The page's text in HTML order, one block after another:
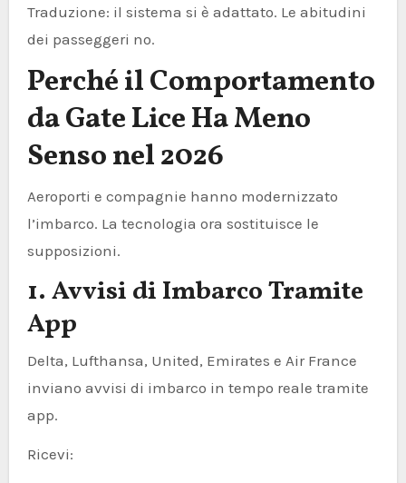
Traduzione: il sistema si è adattato. Le abitudini
dei passeggeri no.
Perché il Comportamento
da Gate Lice Ha Meno
Senso nel 2026
Aeroporti e compagnie hanno modernizzato
l’imbarco. La tecnologia ora sostituisce le
supposizioni.
1. Avvisi di Imbarco Tramite
App
Delta, Lufthansa, United, Emirates e Air France
inviano avvisi di imbarco in tempo reale tramite
app.
Ricevi: